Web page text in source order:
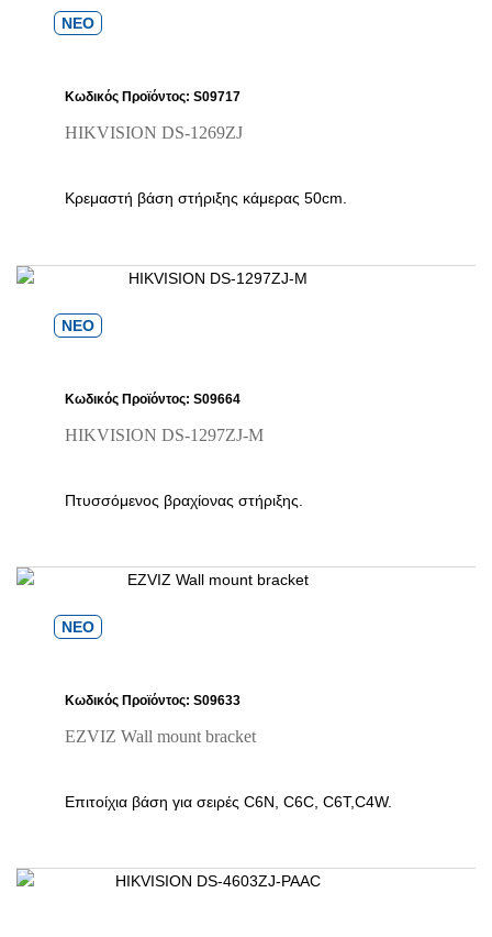
ΝΕΟ
Κωδικός Προϊόντος: S09717
HIKVISION DS-1269ZJ
Κρεμαστή βάση στήριξης κάμερας 50cm.
ΝΕΟ
Κωδικός Προϊόντος: S09664
HIKVISION DS-1297ZJ-M
Πτυσσόμενος βραχίονας στήριξης.
ΝΕΟ
Κωδικός Προϊόντος: S09633
EZVIZ Wall mount bracket
Επιτοίχια βάση για σειρές C6N, C6C, C6T,C4W.